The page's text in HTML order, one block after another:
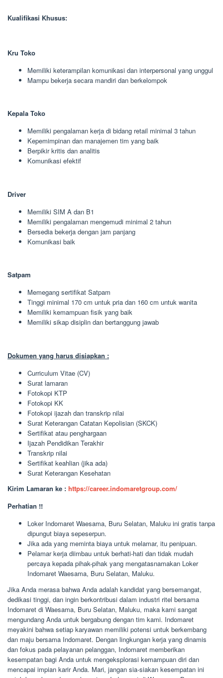
Kualifikasi Khusus:
Kru Toko
Memiliki keterampilan komunikasi dan interpersonal yang unggul
Mampu bekerja secara mandiri dan berkelompok
Kepala Toko
Memiliki pengalaman kerja di bidang retail minimal 3 tahun
Kepemimpinan dan manajemen tim yang baik
Berpikir kritis dan analitis
Komunikasi efektif
Driver
Memiliki SIM A dan B1
Memiliki pengalaman mengemudi minimal 2 tahun
Bersedia bekerja dengan jam panjang
Komunikasi baik
Satpam
Memegang sertifikat Satpam
Tinggi minimal 170 cm untuk pria dan 160 cm untuk wanita
Memiliki kemampuan fisik yang baik
Memiliki sikap disiplin dan bertanggung jawab
Dokumen yang harus disiapkan :
Curriculum Vitae (CV)
Surat lamaran
Fotokopi KTP
Fotokopi KK
Fotokopi ijazah dan transkrip nilai
Surat Keterangan Catatan Kepolisian (SKCK)
Sertifikat atau penghargaan
Ijazah Pendidikan Terakhir
Transkrip nilai
Sertifikat keahlian (jika ada)
Surat Keterangan Kesehatan
Kirim Lamaran ke : https://career.indomaretgroup.com/
Perhatian !!
Loker Indomaret Waesama, Buru Selatan, Maluku ini gratis tanpa
dipungut biaya sepeserpun.
Jika ada yang meminta biaya untuk melamar, itu penipuan.
Pelamar kerja diimbau untuk berhati-hati dan tidak mudah
percaya kepada pihak-pihak yang mengatasnamakan Loker
Indomaret Waesama, Buru Selatan, Maluku.
Jika Anda merasa bahwa Anda adalah kandidat yang bersemangat,
dedikasi tinggi, dan ingin berkontribusi dalam industri ritel bersama
Indomaret di Waesama, Buru Selatan, Maluku, maka kami sangat
mengundang Anda untuk bergabung dengan tim kami. Indomaret
meyakini bahwa setiap karyawan memiliki potensi untuk berkembang
dan maju bersama Indomaret. Dengan lingkungan kerja yang dinamis
dan fokus pada pelayanan pelanggan, Indomaret memberikan
kesempatan bagi Anda untuk mengeksplorasi kemampuan diri dan
mencapai impian karir Anda. Mari, jangan sia-siakan kesempatan ini